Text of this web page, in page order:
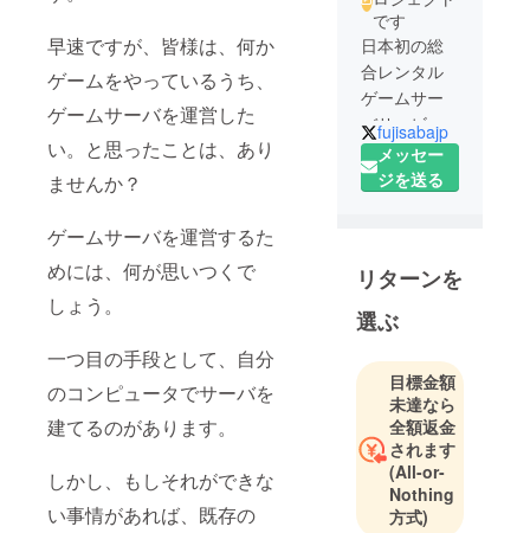
早速ですが、皆様は、何か
ゲームをやっているうち、
ゲームサーバを運営した
い。と思ったことは、あり
ませんか？
ゲームサーバを運営するた
めには、何が思いつくで
しょう。
一つ目の手段として、自分
のコンピュータでサーバを
建てるのがあります。
しかし、もしそれができな
い事情があれば、既存の
です
日本初の総
合レンタル
ゲームサー
バサービス
「FujiSaba
」を提供す
fujisabajp
メッセー
ジを送る
リターンを
選ぶ
目標金額
未達なら
全額返金
されます
(All-or-
Nothing
方式)